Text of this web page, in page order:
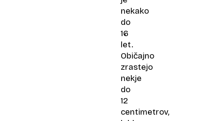
nekako
do
16
let.
Običajno
zrastejo
nekje
do
12
centimetrov,